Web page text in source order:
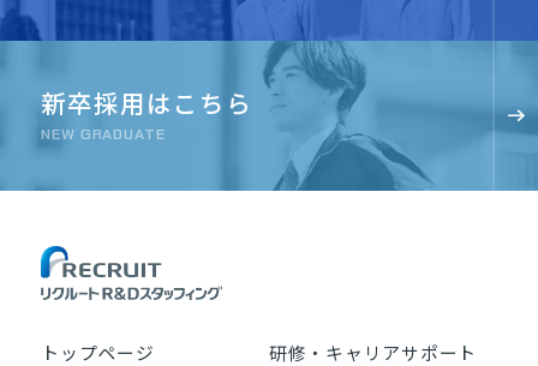
新卒採用はこちら
NEW GRADUATE
トップページ
研修・キャリアサポート